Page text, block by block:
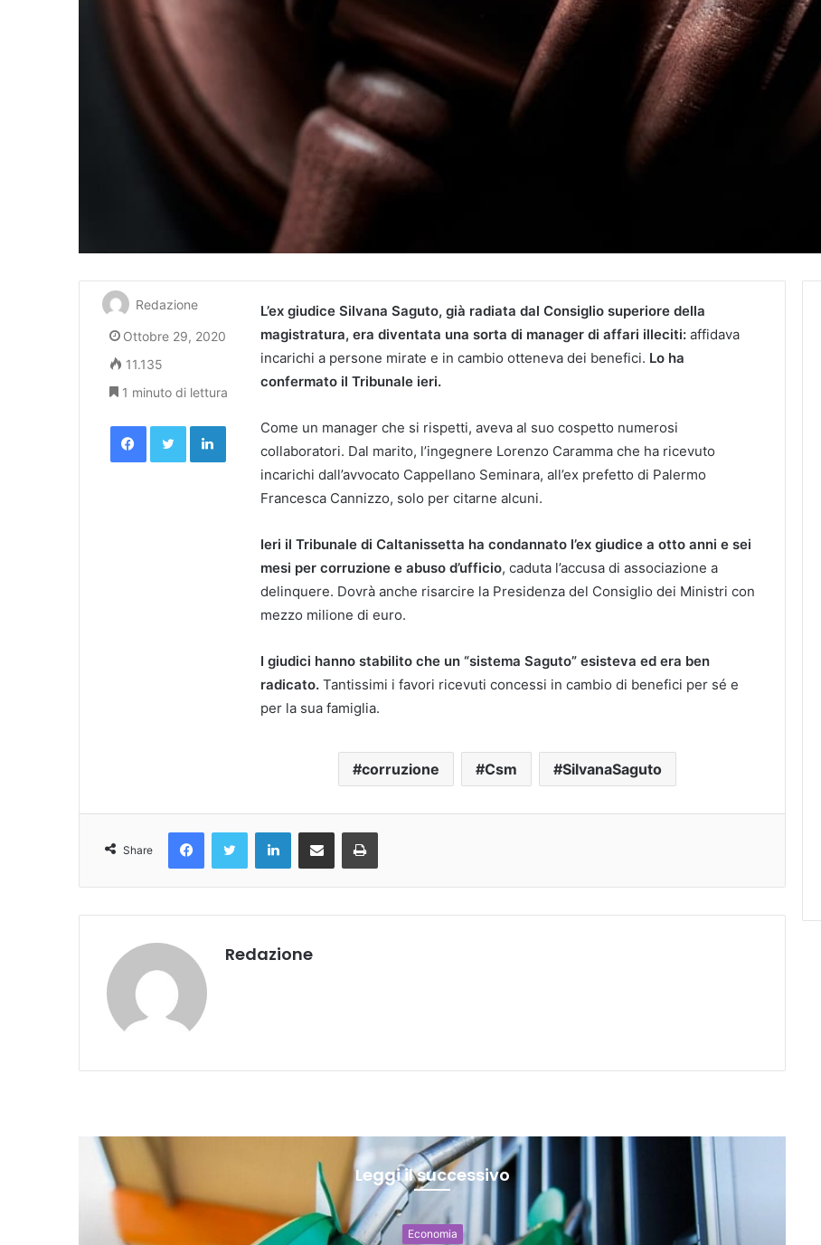
L’ex giudice Silvana Saguto, già radiata dal Consiglio superiore della
magistratura, era diventata una sorta di manager di affari illeciti: affidava
incarichi a persone mirate e in cambio otteneva dei benefici. Lo ha
confermato il Tribunale ieri.
Come un manager che si rispetti, aveva al suo cospetto numerosi
collaboratori. Dal marito, l’ingegnere Lorenzo Caramma che ha ricevuto
incarichi dall’avvocato Cappellano Seminara, all’ex prefetto di Palermo
Francesca Cannizzo, solo per citarne alcuni.
Ieri il Tribunale di Caltanissetta ha condannato l’ex giudice a otto anni e sei
mesi per corruzione e abuso d’ufficio, caduta l’accusa di associazione a
delinquere. Dovrà anche risarcire la Presidenza del Consiglio dei Ministri con
mezzo milione di euro.
I giudici hanno stabilito che un “sistema Saguto” esisteva ed era ben
radicato. Tantissimi i favori ricevuti concessi in cambio di benefici per sé e
per la sua famiglia.
corruzione Csm SilvanaSaguto
Redazione
Ottobre 29, 2020
11.135
1 minuto di lettura
Facebook Twitter LinkedIn
Share
Redazione
Leggi il successivo
Economia